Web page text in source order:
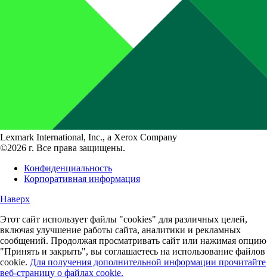
Lexmark International, Inc., a Xerox Company
©2026 г. Все права защищены.
Конфиденциальность
Корпоративная информация
Наверх
Этот сайт использует файлы "cookies" для различных целей,
включая улучшение работы сайта, аналитики и рекламных
сообщений. Продолжая просматривать сайт или нажимая опцию
"Принять и закрыть", вы соглашаетесь на использование файлов
cookie. Для получения дополнительной информации прочитайте
веб-страницу о файлах cookie.